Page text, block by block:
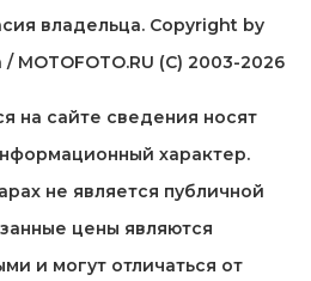
владельца. Copyright by
/ MOTOFOTO.RU (C) 2003-2026
на cайте сведения носят
характер.
не является публичной
цены являются
и могут отличаться от